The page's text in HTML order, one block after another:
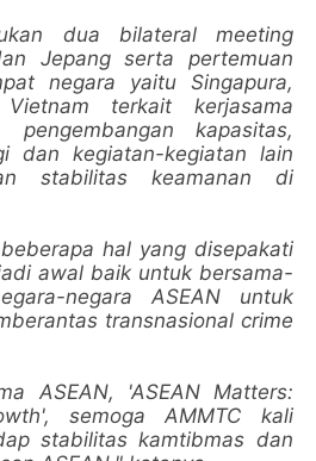
dua bilateral meeting
Jepang serta pertemuan
negara yaitu Singapura,
terkait kerjasama
pengembangan kapasitas,
dan kegiatan-kegiatan lain
stabilitas keamanan di
hal yang disepakati
awal baik untuk bersama-
negara ASEAN untuk
transnasional crime
ASEAN, 'ASEAN Matters:
semoga AMMTC kali
stabilitas kamtibmas dan